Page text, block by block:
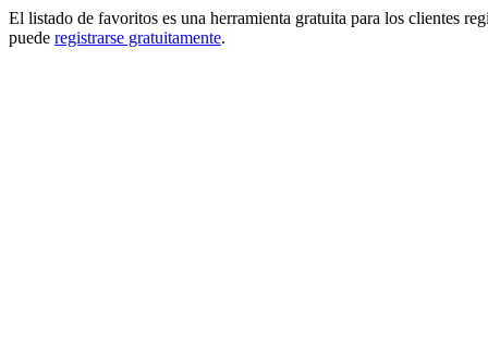
El listado de favoritos es una herramienta gratuita para los clientes
puede registrarse gratuitamente.